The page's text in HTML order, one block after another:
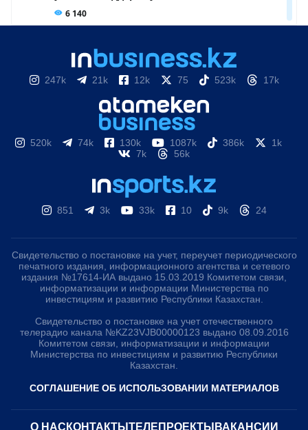
247k 21k 12k 75 523k 17k
520k 74k 130k 1087k 386k
1k
7k
56k
851 3k 33k 10 9k 24
Свидетельство о постановке на учет, переучет периодического
печатного издания, информационного агентства и сетевого
издания №17614-ИА выдано 15.03.2019 Комитетом связи,
информатизации и информации Министерства по
инвестициям и развитию Республики Казахстан.
Свидетельство о постановке на учет отечественного
телерадио канала №KZ23VJB00000123 выдано 08.09.2016
Комитетом связи, информатизации и информации
Министерства по инвестициям и развитию Республики
Казахстан.
СОГЛАШЕНИЕ ОБ ИСПОЛЬЗОВАНИИ МАТЕРИАЛОВ
О НАС КОНТАКТЫ ТЕЛЕПРОЕКТЫ ВАКАНСИИ